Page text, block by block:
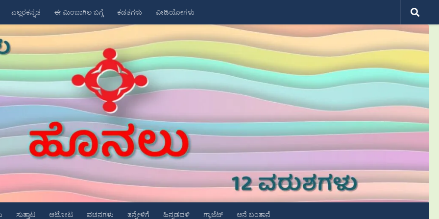
ಎಲ್ಲರಕನ್ನಡ ಈ ಮಿಂಬಾಗಿಲ ಬಗ್ಗೆ ಕಡತಗಳು ವೀಡಿಯೋಗಳು
ಸುತ್ತಾಟ ಆಟೋಟ ವಚನಗಳು ತನ್ನೇಳಿಗೆ ಹಿನ್ನಡವಳಿ ಗ್ಯಾಜೆಟ್ ಆನೆ ಬಂತಾನೆ